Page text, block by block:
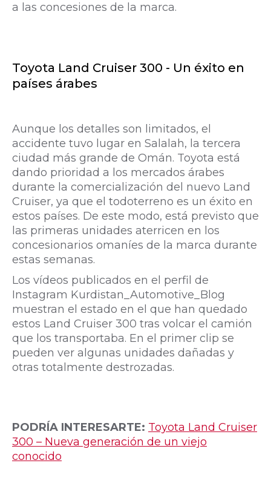
a las concesiones de la marca.
Toyota Land Cruiser 300 - Un éxito en
países árabes
Aunque los detalles son limitados, el
accidente tuvo lugar en Salalah, la tercera
ciudad más grande de Omán. Toyota está
dando prioridad a los mercados árabes
durante la comercialización del nuevo Land
Cruiser, ya que el todoterreno es un éxito en
estos países. De este modo, está previsto que
las primeras unidades aterricen en los
concesionarios omaníes de la marca durante
estas semanas.
Los vídeos publicados en el perfil de
Instagram Kurdistan_Automotive_Blog
muestran el estado en el que han quedado
estos Land Cruiser 300 tras volcar el camión
que los transportaba. En el primer clip se
pueden ver algunas unidades dañadas y
otras totalmente destrozadas.
PODRÍA INTERESARTE: Toyota Land Cruiser
300 – Nueva generación de un viejo
conocido